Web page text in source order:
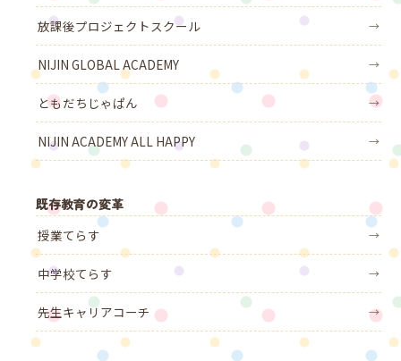
放課後プロジェクトスクール →
NIJIN GLOBAL ACADEMY →
ともだちじゃぱん →
NIJIN ACADEMY ALL HAPPY →
既存教育の変革
授業てらす
→
中学校てらす →
先生キャリアコーチ →